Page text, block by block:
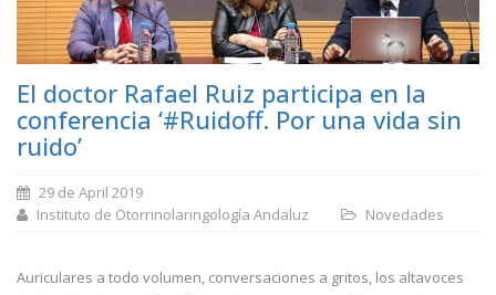
El doctor Rafael Ruiz participa en la
conferencia ‘#Ruidoff. Por una vida sin
ruido’
29 de April 2019
Instituto de Otorrinolaringología Andaluz
Novedades
Auriculares a todo volumen, conversaciones a gritos, los altavoces